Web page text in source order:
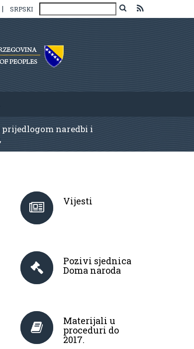
| SRPSKI
prijedlogom naredbi i
Vijesti
Pozivi sjednica
Doma naroda
Materijali u
proceduri do
2017.